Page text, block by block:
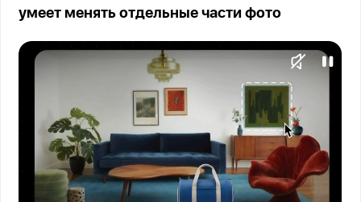
умеет менять отдельные части фото